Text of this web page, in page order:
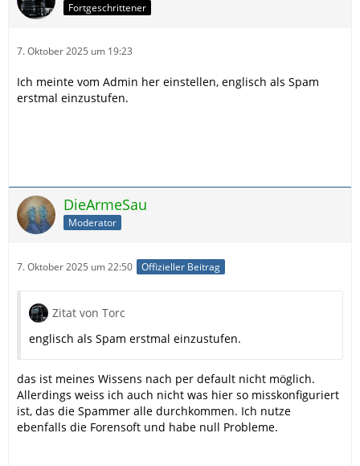
Fortgeschrittener
7. Oktober 2025 um 19:23
Ich meinte vom Admin her einstellen, englisch als Spam
erstmal einzustufen.
DieArmeSau
Moderator
7. Oktober 2025 um 22:50 Offizieller Beitrag
Zitat von Torc
englisch als Spam erstmal einzustufen.
das ist meines Wissens nach per default nicht möglich.
Allerdings weiss ich auch nicht was hier so misskonfiguriert
ist, das die Spammer alle durchkommen. Ich nutze
ebenfalls die Forensoft und habe null Probleme.